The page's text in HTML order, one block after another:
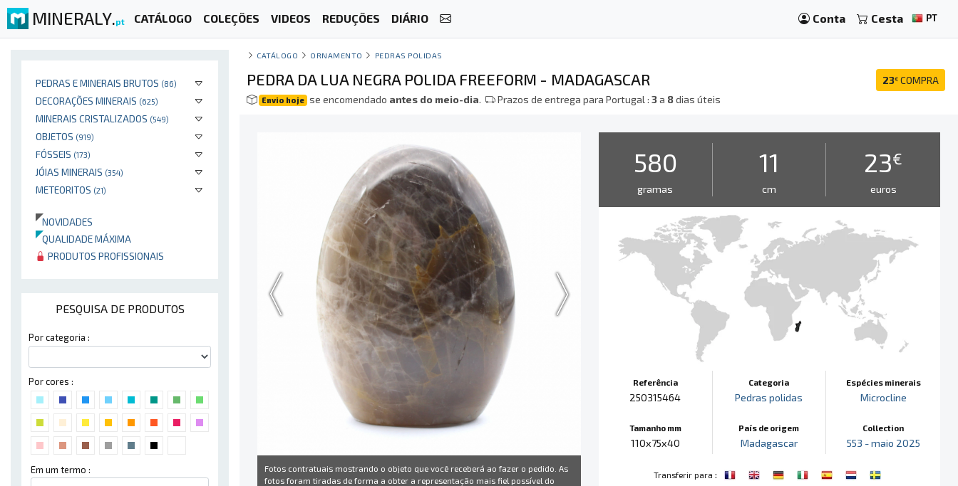
MINERALY.pt CATÁLOGO COLEÇÕES VIDEOS REDUÇÕES DIÁRIO Conta Cesta PT
PEDRAS E MINERAIS BRUTOS (86)
DECORAÇÕES MINERAIS (625)
MINERAIS CRISTALIZADOS (549)
OBJETOS (919)
FÓSSEIS (173)
JÓIAS MINERAIS (354)
METEORITOS (21)
NOVIDADES
QUALIDADE MÁXIMA
PRODUTOS PROFISSIONAIS
PESQUISA DE PRODUTOS
Por categoria :
Por cores :
Em um termo :
CATÁLOGO ORNAMENTO PEDRAS POLIDAS
23€ COMPRA
PEDRA DA LUA NEGRA POLIDA FREEFORM - MADAGASCAR
Envio hoje se encomendado antes do meio-dia. Prazos de entrega para Portugal :3a 8dias úteis
Fotos contratuais mostrando o objeto que você receberá ao fazer o pedido. As
fotos foram tiradas de forma a obter a representação mais fiel possível do
580
gramas
11
cm
23€
euros
Referência
250315464
Tamanho mm
110x75x40
Categoria
Pedras polidas
País de origem
Madagascar
Espécies minerais
Microcline
Collection
553 - maio 2025
Transferir para :